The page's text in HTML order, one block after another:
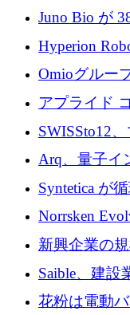
の契約で買
ォームを構築
Juno Bio が
専用の初の
Hyperion
万ドルを確保
Omioグルー
を目指して
アプライド
向け基盤 AI
SWISSto12
ためにシリ
Arq、量子イ
して140万ド
Syntetica が
にシリーズ
Norrsken
後、アムス
新興企業の
した創業者
Saible、建設
対処するた
花粉は電動